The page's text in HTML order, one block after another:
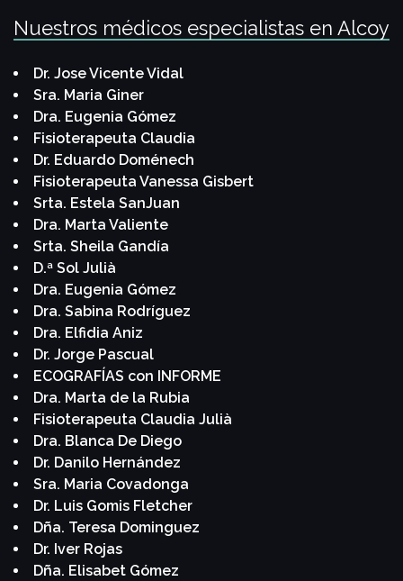
Nuestros médicos especialistas en Alcoy
Dr. Jose Vicente Vidal
Sra. Maria Giner
Dra. Eugenia Gómez
Fisioterapeuta Claudia
Dr. Eduardo Doménech
Fisioterapeuta Vanessa Gisbert
Srta. Estela SanJuan
Dra. Marta Valiente
Srta. Sheila Gandía
D.ª Sol Julià
Dra. Eugenia Gómez
Dra. Sabina Rodríguez
Dra. Elfidia Aniz
Dr. Jorge Pascual
ECOGRAFÍAS con INFORME
Dra. Marta de la Rubia
Fisioterapeuta Claudia Julià
Dra. Blanca De Diego
Dr. Danilo Hernández
Sra. Maria Covadonga
Dr. Luis Gomis Fletcher
Dña. Teresa Dominguez
Dr. Iver Rojas
Dña. Elisabet Gómez